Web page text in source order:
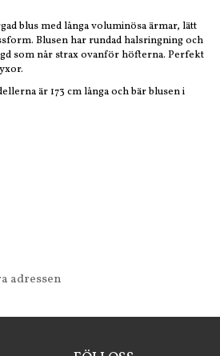
blus med långa voluminösa ärmar, lätt
Blusen har rundad halsringning och
som når strax ovanför höfterna. Perfekt
är 173 cm långa och bär blusen i
adressen